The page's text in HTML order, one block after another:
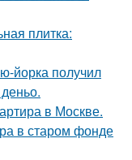
плитка:
йорка получил
в Москве.
в старом фонде